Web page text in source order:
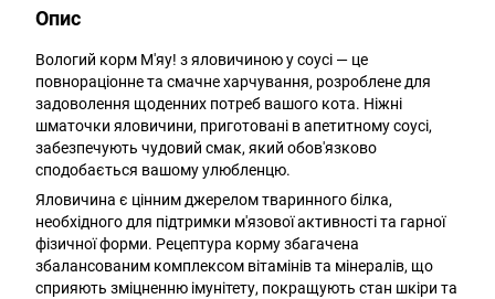
Опис
Вологий корм М'яу! з яловичиною у соусі — це
повнораціонне та смачне харчування, розроблене для
задоволення щоденних потреб вашого кота. Ніжні
шматочки яловичини, приготовані в апетитному соусі,
забезпечують чудовий смак, який обов'язково
сподобається вашому улюбленцю.
Яловичина є цінним джерелом тваринного білка,
необхідного для підтримки м'язової активності та гарної
фізичної форми. Рецептура корму збагачена
збалансованим комплексом вітамінів та мінералів, що
сприяють зміцненню імунітету, покращують стан шкіри та